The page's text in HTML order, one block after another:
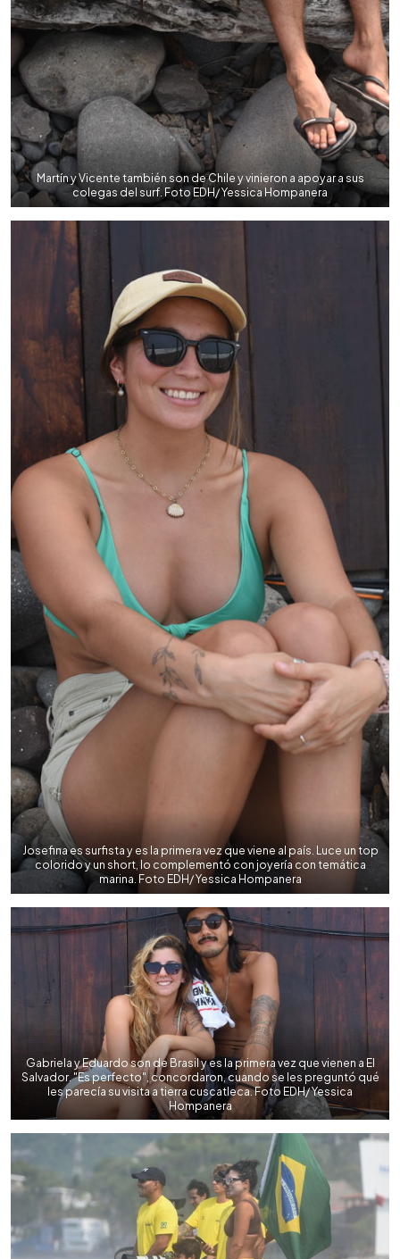
Martín y Vicente también son de Chile y vinieron a apoyar a sus
colegas del surf. Foto EDH/ Yessica Hompanera
Josefina es surfista y es la primera vez que viene al país. Luce un top
colorido y un short, lo complementó con joyería con temática
marina. Foto EDH/ Yessica Hompanera
Gabriela y Eduardo son de Brasil y es la primera vez que vienen a El
Salvador. "Es perfecto", concordaron, cuando se les preguntó qué
les parecía su visita a tierra cuscatleca. Foto EDH/ Yessica
Hompanera